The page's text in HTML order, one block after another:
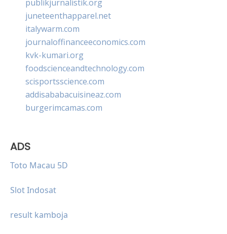
publikjurnalistik.org
juneteenthapparel.net
italywarm.com
journaloffinanceeconomics.com
kvk-kumari.org
foodscienceandtechnology.com
scisportsscience.com
addisababacuisineaz.com
burgerimcamas.com
ADS
Toto Macau 5D
Slot Indosat
result kamboja